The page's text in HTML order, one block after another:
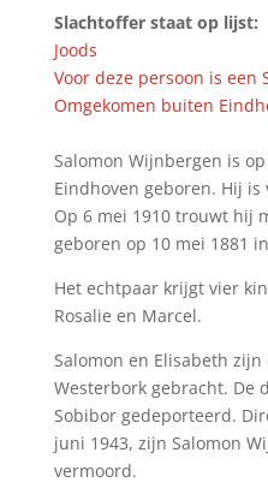
Slachtoffer staat op lijst:
Joods
Voor deze persoon is een
Omgekomen buiten
Salomon Wijnbergen is
Eindhoven geboren. Hij
Op 6 mei 1910 trouwt hij
geboren op 10 mei 1881
Het echtpaar krijgt vier
Rosalie en Marcel.
Salomon en Elisabeth
Westerbork gebracht. De
Sobibor gedeporteerd.
juni 1943, zijn Salomon
vermoord.